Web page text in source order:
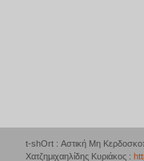
t-shOrt : Αστική Μη
Χατζημιχαηλίδης Κυριάκος :